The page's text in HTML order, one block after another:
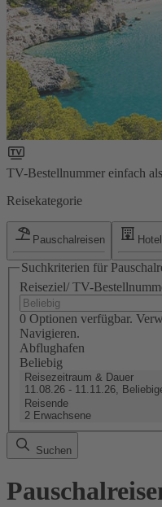
TV-Bestellnummer einfach
Reisekategorie
Pauschalreisen Hotel
Suchkriterien für
Reiseziel/ TV-
0 Optionen verfügbar.
Navigieren.
Abflughafen
Beliebig
Reisezeitraum & Dauer
11.08.26 - 11.11.26,
Reisende
2 Erwachsene
Suchen